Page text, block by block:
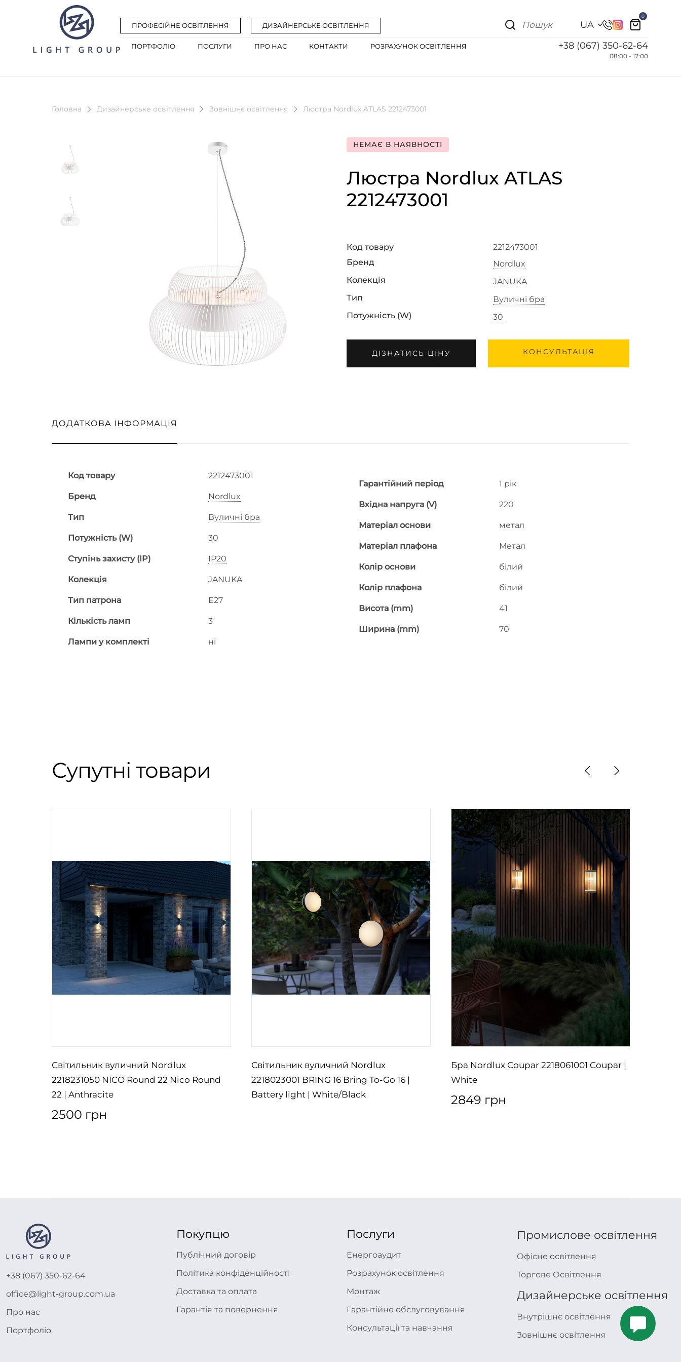
ПРОФЕСІЙНЕ ОСВІТЛЕННЯ ДИЗАЙНЕРСЬКЕ ОСВІТЛЕННЯ UA
0
ПОРТФОЛІО ПОСЛУГИ ПРО НАС КОНТАКТИ РОЗРАХУНОК ОСВІТЛЕННЯ +38 (067) 350-62-64
08:00 - 17:00
Головна Дизайнерське освітлення Зовнішнє освітлення Люстра Nordlux ATLAS 2212473001
НЕМАЄ В НАЯВНОСТІ
Люстра Nordlux ATLAS
2212473001
Код товару
2212473001
Бренд
Nordlux
Колекція
JANUKA
Тип
Вуличні бра
Потужність (W)
30
ДІЗНАТИСЬ ЦІНУ КОНСУЛЬТАЦІЯ
ДОДАТКОВА ІНФОРМАЦІЯ
Код товару 2212473001
Бренд Nordlux
Тип Вуличні бра
Потужність (W) 30
Ступінь захисту (IP) IP20
Колекція JANUKA
Тип патрона E27
Кількість ламп 3
Лампи у комплекті ні
Гарантійний період 1 рік
Вхідна напруга (V) 220
Матеріал основи метал
Матеріал плафона Метал
Колір основи білий
Колір плафона білий
Висота (mm) 41
Ширина (mm) 70
Супутні товари
Світильник вуличний Nordlux
2218231050 NICO Round 22 Nico Round
22 | Anthracite
2500 грн
Світильник вуличний Nordlux
2218023001 BRING 16 Bring To-Go 16 |
Battery light | White/Black
Бра Nordlux Coupar 2218061001 Coupar |
White
2849 грн
+38 (067) 350-62-64
office@light-group.com.ua
Про нас
Портфоліо
Покупцю
Публічний договір
Політика конфіденційності
Доставка та оплата
Гарантія та повернення
Послуги
Енергоаудит
Розрахунок освітлення
Монтаж
Гарантійне обслуговування
Консультації та навчання
Промислове освітлення
Офісне освітлення
Торгове Освітлення
Дизайнерське освітлення
Внутрішнє освітлення
Зовнішнє освітлення
Маєте запитання ?